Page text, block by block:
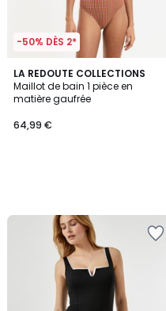
-50% DÈS 2*
LA REDOUTE COLLECTIONS
Maillot de bain 1 pièce en
matière gaufrée
64,99 €